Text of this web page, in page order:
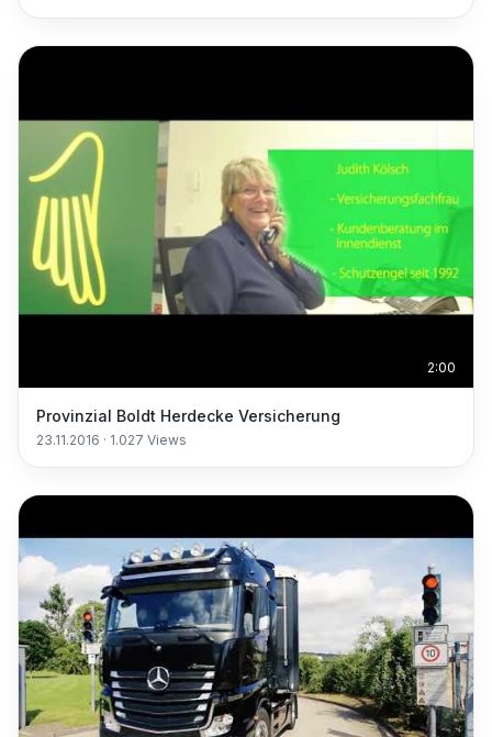
2:00
Provinzial Boldt Herdecke Versicherung
23.11.2016 · 1.027 Views